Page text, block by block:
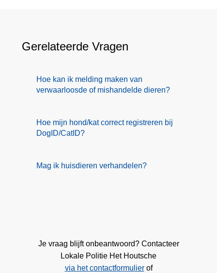
Gerelateerde Vragen
Hoe kan ik melding maken van
verwaarloosde of mishandelde dieren?
Hoe mijn hond/kat correct registreren bij
DogID/CatID?
Mag ik huisdieren verhandelen?
Je vraag blijft onbeantwoord? Contacteer
Lokale Politie Het Houtsche
via het contactformulierof